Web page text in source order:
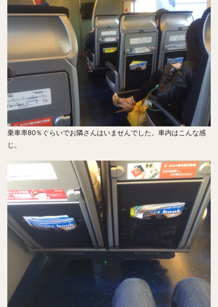
乗車率80％ぐらいでお隣さんはいませんでした。車内はこんな感
じ。